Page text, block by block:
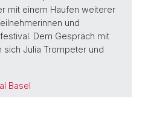
mit einem Haufen weiterer
und
Dem Gespräch mit
Julia Trompeter und
Basel